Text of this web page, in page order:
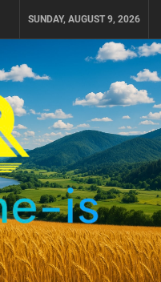
SUNDAY, AUGUST 9, 2026